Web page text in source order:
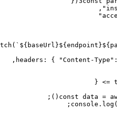
,
(
headers : { "Content-Type" :
,
=>
{
const data =
(
)
;
console . log (
;